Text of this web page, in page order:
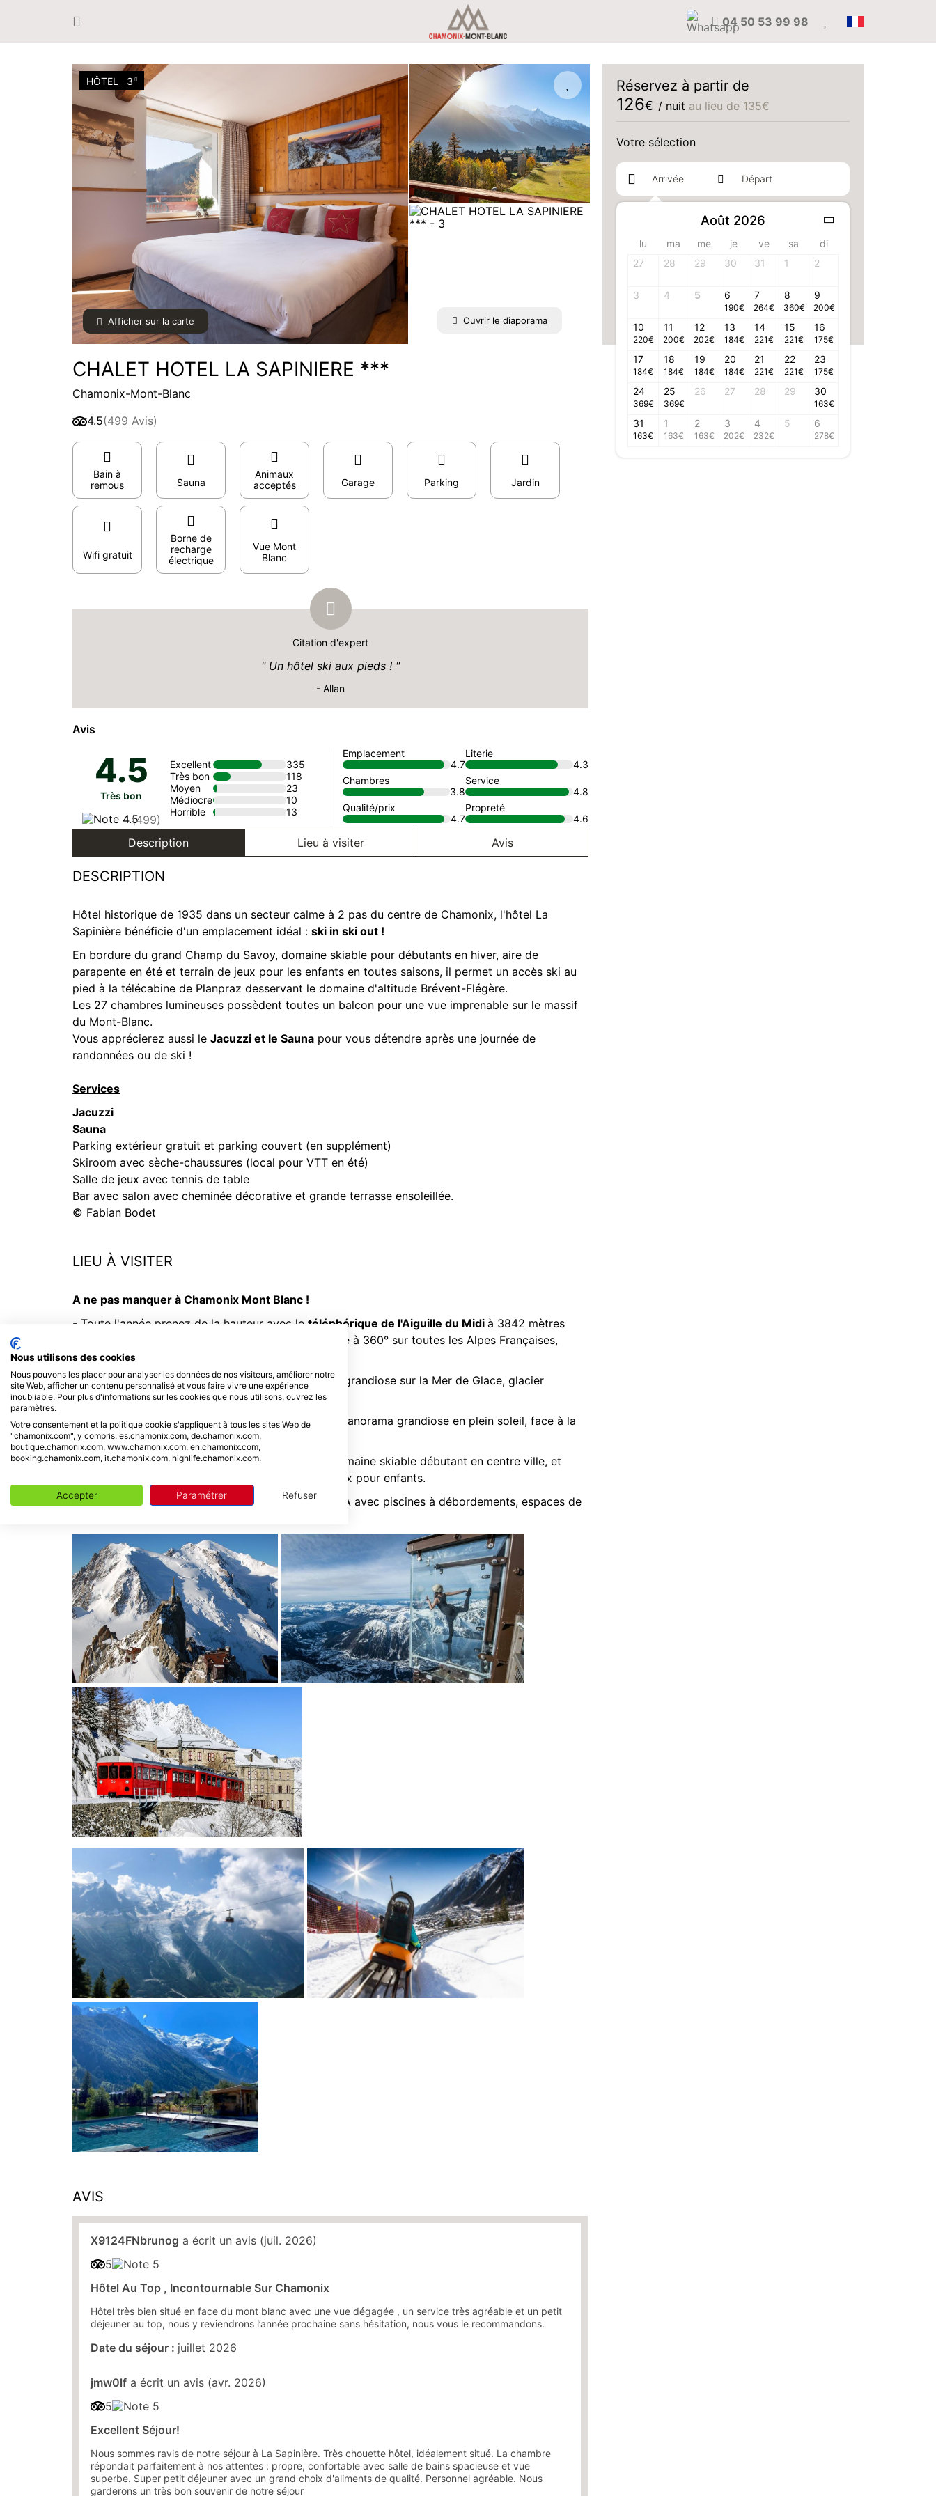
04 50 53 99 98
Afficher sur la carte
HÔTEL 3
Ouvrir le diaporama
CHALET HOTEL LA SAPINIERE ***
Chamonix-Mont-Blanc
4.5(499 Avis)
Bain à
remous
Sauna
Animaux
acceptés
Garage Parking Jardin
Wifi gratuit
Borne de
recharge
électrique
Vue Mont
Blanc
Citation d'expert
Un hôtel ski aux pieds !
- Allan
Avis
4.5
Très bon
(499)
Excellent
335
Très bon
118
Moyen
23
Médiocre
10
Horrible
13
Emplacement
4.7
Chambres
3.8
Qualité/prix
4.7
Literie
4.3
Service
4.8
Propreté
4.6
Description Lieu à visiter Avis
DESCRIPTION
Hôtel historique de 1935 dans un secteur calme à 2 pas du centre de Chamonix, l'hôtel La
Sapinière bénéficie d'un emplacement idéal : ski in ski out !
En bordure du grand Champ du Savoy, domaine skiable pour débutants en hiver, aire de
parapente en été et terrain de jeux pour les enfants en toutes saisons, il permet un accès ski au
pied à la télécabine de Planpraz desservant le domaine d'altitude Brévent-Flégère.
Les 27 chambres lumineuses possèdent toutes un balcon pour une vue imprenable sur le massif
du Mont-Blanc.
Vous apprécierez aussi le Jacuzzi et le Sauna pour vous détendre après une journée de
randonnées ou de ski !
Services
Jacuzzi
Sauna
Parking extérieur gratuit et parking couvert (en supplément)
Skiroom avec sèche-chaussures (local pour VTT en été)
Salle de jeux avec tennis de table
Bar avec salon avec cheminée décorative et grande terrasse ensoleillée.
© Fabian Bodet
LIEU À VISITER
A ne pas manquer à Chamonix Mont Blanc !
- Toute l'année prenez de la hauteur avec le téléphérique de l'Aiguille du Midi à 3842 mètres
d'altitude. Ses terrasses aménagées offrent une vue à 360° sur toutes les Alpes Françaises,
Suisses et Italiennes.
-Train du Montenvers - Mer de Glace: Panorama grandiose sur la Mer de Glace, glacier
mythique.
-Téléphérique du Brévent / Télécabine Flégère
: Panorama grandiose en plein soleil, face à la
chaîne du Mont-Blanc.
-Domaine des planards: Profitez en hiver d'un domaine skiable débutant en centre ville, et
toute l'année de la luge sur rail et des nombreux jeux pour enfants.
-QC terme
: Laissez vous aller dans cet espace SPA avec piscines à débordements, espaces de
AVIS
X9124FNbrunog a écrit un avis (juil. 2026)
5
Hôtel Au Top , Incontournable Sur Chamonix
Hôtel très bien situé en face du mont blanc avec une vue dégagée , un service très agréable et un petit
déjeuner au top, nous y reviendrons l’année prochaine sans hésitation, nous vous le recommandons.
Date du séjour : juillet 2026
jmw0lf a écrit un avis (avr. 2026)
5
Excellent Séjour!
Nous sommes ravis de notre séjour à La Sapinière. Très chouette hôtel, idéalement situé. La chambre
répondait parfaitement à nos attentes : propre, confortable avec salle de bains spacieuse et vue
superbe. Super petit déjeuner avec un grand choix d'aliments de qualité. Personnel agréable. Nous
garderons un très bon souvenir de notre séjour
Réservez à partir de
126€ / nuit au lieu de 135€
Votre sélection
Août 2026
lu ma me je ve sa
di
27
28 29 30 31 1 2
3 4 5 6
190€
7
264€
8
360€
9
200€
10
220€
11
200€
12
202€
13
184€
14
221€
15
221€
16
175€
17
184€
18
184€
19
184€
20
184€
21
221€
22
221€
23
175€
24
369€
25
369€
26 27 28 29 30
163€
31
163€
1
163€
2
163€
3
202€
4
232€
5 6
278€
Votre chambre
Sélectionner votre chambre
Nous utilisons des cookies
Nous pouvons les placer pour analyser les données de nos visiteurs, améliorer notre
site Web, afficher un contenu personnalisé et vous faire vivre une expérience
inoubliable. Pour plus d'informations sur les cookies que nous utilisons, ouvrez les
paramètres.
Votre consentement et la politique cookie s'appliquent à tous les sites Web de
"chamonix.com", y compris: es.chamonix.com, de.chamonix.com,
boutique.chamonix.com, www.chamonix.com, en.chamonix.com,
booking.chamonix.com, it.chamonix.com, highlife.chamonix.com.
Accepter Paramétrer Refuser